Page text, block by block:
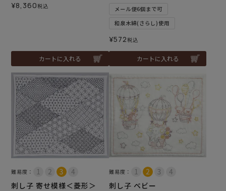
¥8,360税込
カートに入れる
メール便6個まで可
和泉木綿(さらし)使用
¥572税込
カートに入れる
難易度：
刺し子 寄せ模様＜菱形＞
難易度：
刺し子 ベビー